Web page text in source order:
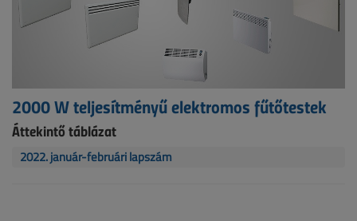
2000 W teljesítményű elektromos fűtőtestek
Áttekintő táblázat
2022. január-februári lapszám